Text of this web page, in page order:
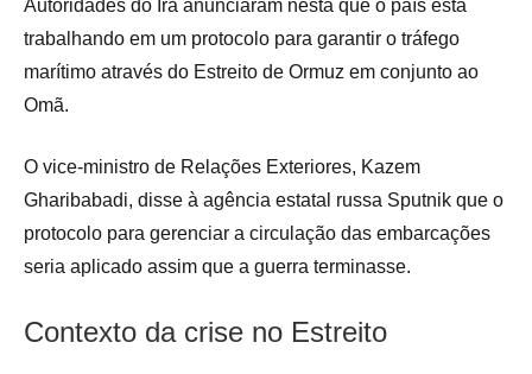
Autoridades do Irã anunciaram nesta que o país está
trabalhando em um protocolo para garantir o tráfego
marítimo através do Estreito de Ormuz em conjunto ao
Omã.
O vice-ministro de Relações Exteriores, Kazem
Gharibabadi, disse à agência estatal russa Sputnik que o
protocolo para gerenciar a circulação das embarcações
seria aplicado assim que a guerra terminasse.
Contexto da crise no Estreito